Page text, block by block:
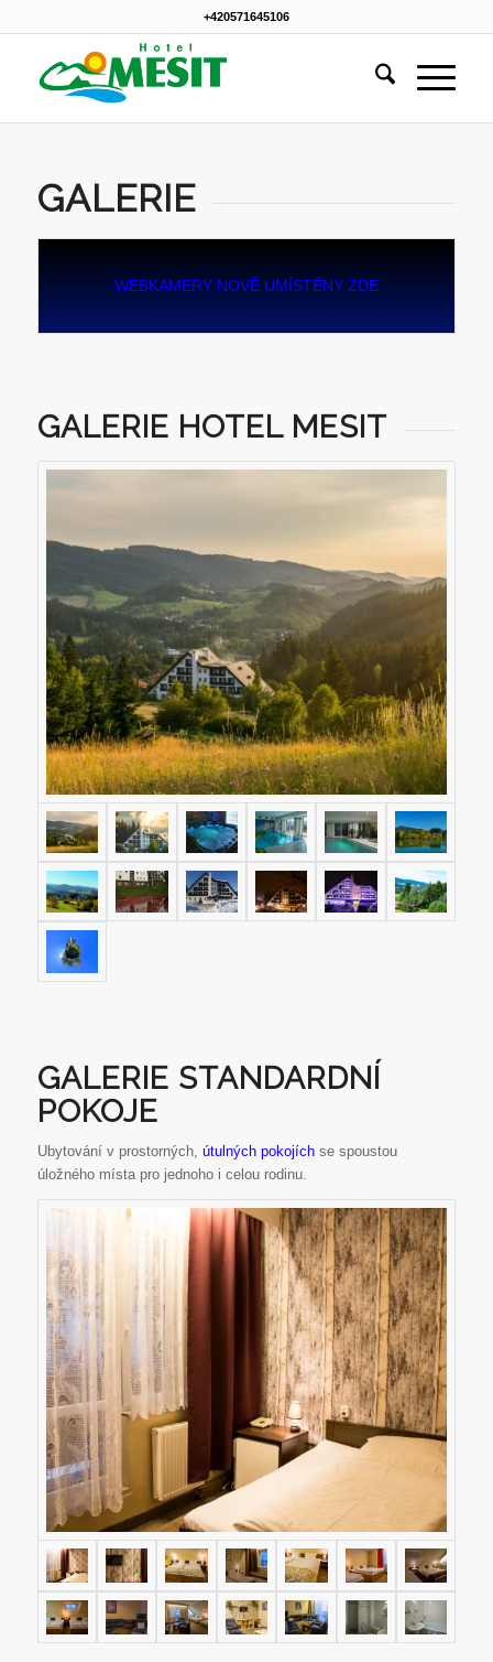
+420571645106
GALERIE
WEBKAMERY NOVĚ UMÍSTĚNY ZDE
GALERIE HOTEL MESIT
GALERIE STANDARDNÍ
POKOJE
Ubytování v prostorných, útulných pokojíchse spoustou
úložného místa pro jednoho i celou rodinu.